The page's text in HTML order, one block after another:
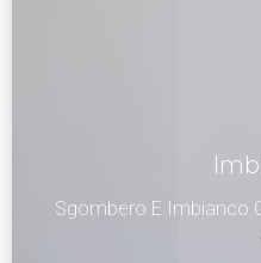
Sgombero E Imbianco